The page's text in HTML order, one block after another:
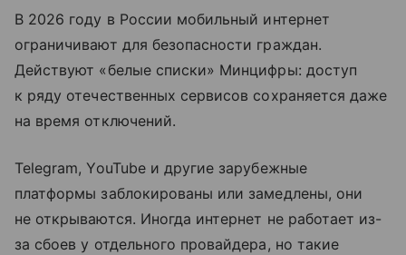
В 2026 году в России мобильный интернет
ограничивают для безопасности граждан.
Действуют «белые списки» Минцифры: доступ
к ряду отечественных сервисов сохраняется даже
на время отключений.
Telegram, YouTube и другие зарубежные
платформы заблокированы или замедлены, они
не открываются. Иногда интернет не работает из-
за сбоев у отдельного провайдера, но такие